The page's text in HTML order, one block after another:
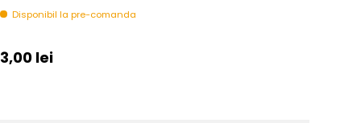
Disponibil la pre-comanda
Pret initial
3,00 lei